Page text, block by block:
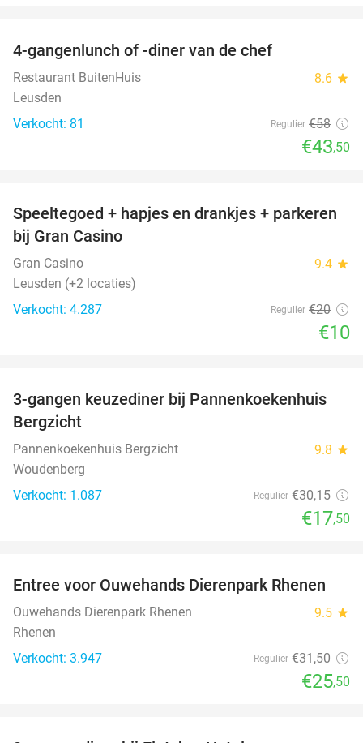
4-gangenlunch of -diner van de chef
Restaurant BuitenHuis 8.6 star
Leusden
Verkocht: 81
Regulier €58
€43,50
50%
Speeltegoed + hapjes en drankjes + parkeren
bij Gran Casino
Gran Casino 9.4 star
Leusden (+2 locaties)
Verkocht: 4.287
Regulier €20
€10
42%
3-gangen keuzediner bij Pannenkoekenhuis
Bergzicht
Pannenkoekenhuis Bergzicht 9.8 star
Woudenberg
Verkocht: 1.087
Regulier €30,15
€17,50
19%
Entree voor Ouwehands Dierenpark Rhenen
Ouwehands Dierenpark Rhenen 9.5 star
Rhenen
Verkocht: 3.947
Regulier €31,50
€25,50